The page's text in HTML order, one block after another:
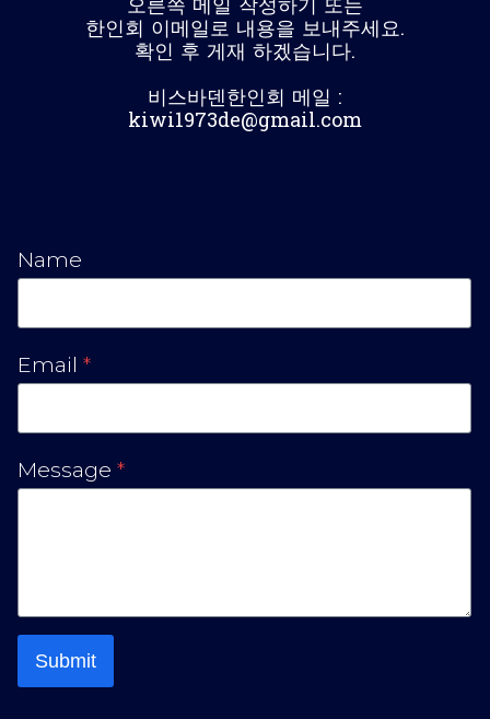
오른쪽 메일 작성하기 또는
한인회 이메일로 내용을 보내주세요.
확인 후 게재 하겠습니다.
비스바덴한인회 메일 :
kiwi1973de@gmail.com
Name
Email *
Message *
Submit